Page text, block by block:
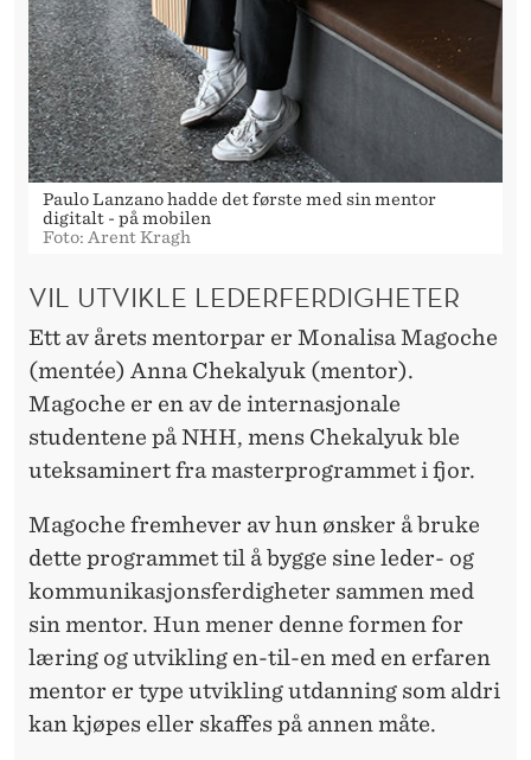
Paulo Lanzano hadde det første med sin mentor
digitalt - på mobilen
Foto: Arent Kragh
VIL UTVIKLE LEDERFERDIGHETER
Ett av årets mentorpar er Monalisa Magoche
(mentée) Anna Chekalyuk (mentor).
Magoche er en av de internasjonale
studentene på NHH, mens Chekalyuk ble
uteksaminert fra masterprogrammet i fjor.
Magoche fremhever av hun ønsker å bruke
dette programmet til å bygge sine leder- og
kommunikasjonsferdigheter sammen med
sin mentor. Hun mener denne formen for
læring og utvikling en-til-en med en erfaren
mentor er type utvikling utdanning som aldri
kan kjøpes eller skaffes på annen måte.